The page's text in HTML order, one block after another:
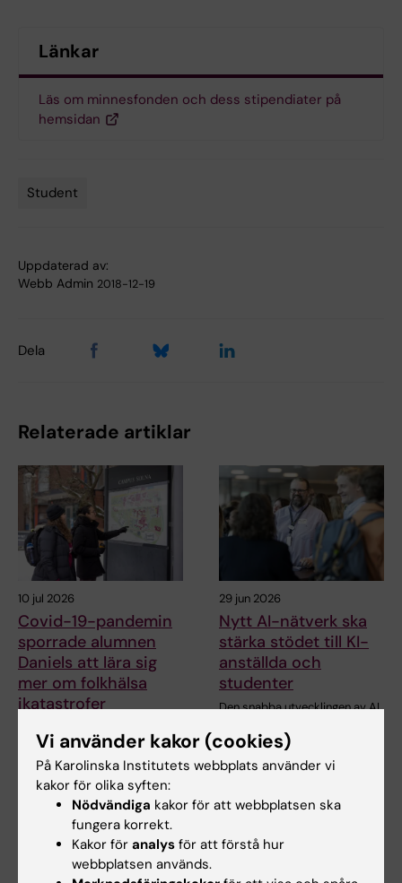
Länkar
Läs om minnesfonden och dess stipendiater på
hemsidan
Student
Uppdaterad av:
Webb Admin 2018-12-19
Dela
Relaterade artiklar
10 jul 2026
Covid-19-pandemin
sporrade alumnen
Daniels att lära sig
mer om folkhälsa
ikatastrofer
Health in Disasters gav den
före detta KI-…
29 jun 2026
Nytt AI-nätverk ska
stärka stödet till KI-
anställda och
studenter
Den snabba utvecklingen av AI
behovet av…
Vi använder kakor (cookies)
På Karolinska Institutets webbplats använder vi
kakor för olika syften:
Nödvändiga kakor för att webbplatsen ska
fungera korrekt.
Kakor för analys för att förstå hur
webbplatsen används.